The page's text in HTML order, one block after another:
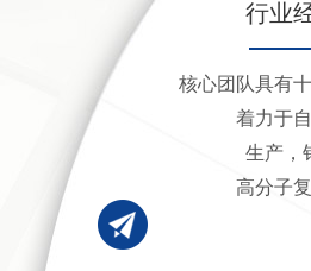
行业
核心团队具有
着力于
生产，
高分子